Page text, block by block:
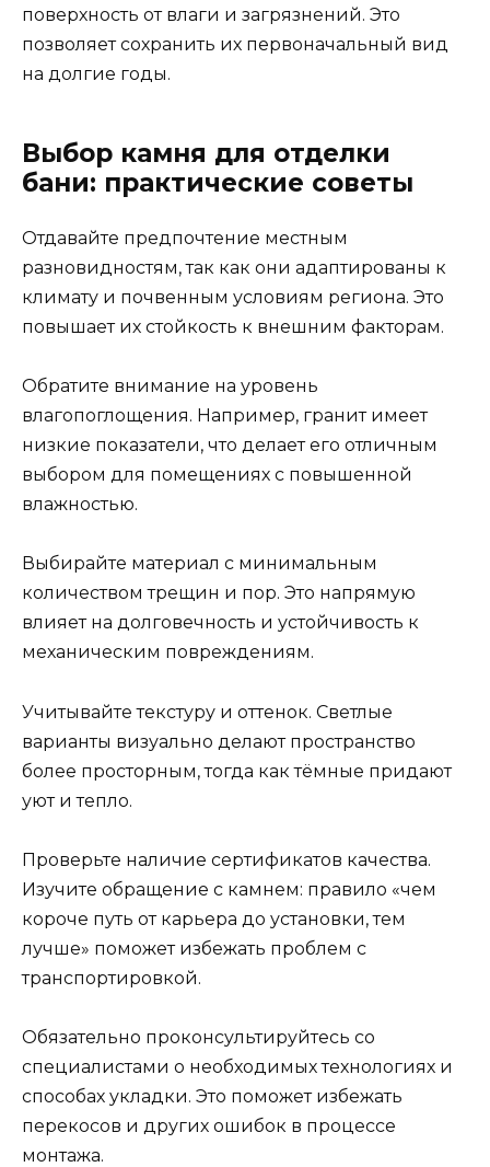
поверхность от влаги и загрязнений. Это
позволяет сохранить их первоначальный вид
на долгие годы.
Выбор камня для отделки
бани: практические советы
Отдавайте предпочтение местным
разновидностям, так как они адаптированы к
климату и почвенным условиям региона. Это
повышает их стойкость к внешним факторам.
Обратите внимание на уровень
влагопоглощения. Например, гранит имеет
низкие показатели, что делает его отличным
выбором для помещениях с повышенной
влажностью.
Выбирайте материал с минимальным
количеством трещин и пор. Это напрямую
влияет на долговечность и устойчивость к
механическим повреждениям.
Учитывайте текстуру и оттенок. Светлые
варианты визуально делают пространство
более просторным, тогда как тёмные придают
уют и тепло.
Проверьте наличие сертификатов качества.
Изучите обращение с камнем: правило «чем
короче путь от карьера до установки, тем
лучше» поможет избежать проблем с
транспортировкой.
Обязательно проконсультируйтесь со
специалистами о необходимых технологиях и
способах укладки. Это поможет избежать
перекосов и других ошибок в процессе
монтажа.